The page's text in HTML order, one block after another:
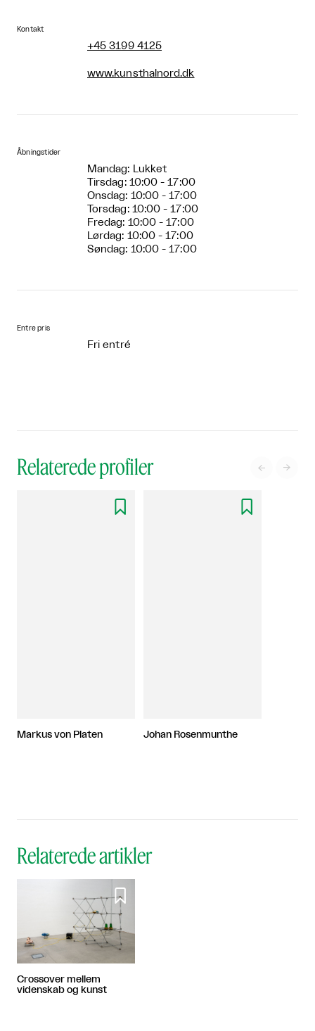
Kontakt
+45 3199 4125
www.kunsthalnord.dk
Åbningstider
Mandag: Lukket
Tirsdag: 10:00 - 17:00
Onsdag: 10:00 - 17:00
Torsdag: 10:00 - 17:00
Fredag: 10:00 - 17:00
Lørdag: 10:00 - 17:00
Søndag: 10:00 - 17:00
Entre pris
Fri entré
Relaterede profiler  

Markus von Platen

Johan Rosenmunthe
Relaterede artikler

Crossover mellem
videnskab og kunst